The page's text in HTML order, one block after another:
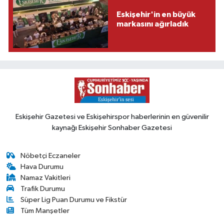
Eskişehir'in en büyük
markasını ağırladık
Eskişehir Gazetesi ve Eskişehirspor haberlerinin en güvenilir
kaynağı Eskişehir Sonhaber Gazetesi
Nöbetçi Eczaneler
Hava Durumu
Namaz Vakitleri
Trafik Durumu
Süper Lig Puan Durumu ve Fikstür
Tüm Manşetler